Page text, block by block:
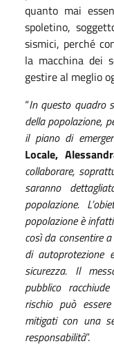
quanto mai
spoletino,
sismici, perché
la macchina dei
gestire al meglio
“In questo quadro
della popolazione,
il piano di
Locale,
collaborare,
saranno
popolazione.
popolazione è
così da consentire
di autoprotezione
sicurezza. Il
pubblico
rischio può
mitigati con una
responsabilità”.